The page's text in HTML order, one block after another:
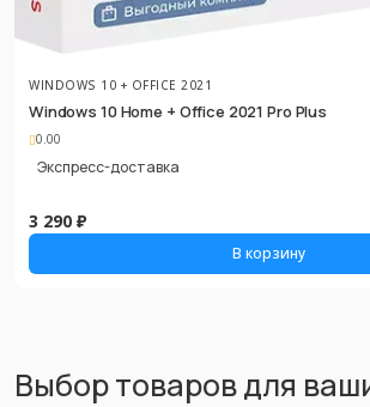
WINDOWS 10 + OFFICE 2021
Windows 10 Home + Office 2021 Pro Plus
0.00
Экспресс-доставка
3 290 ₽
В корзину
Выбор товаров для